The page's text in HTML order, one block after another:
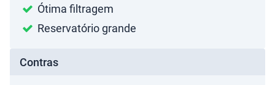
Ótima filtragem
Reservatório grande
Contras